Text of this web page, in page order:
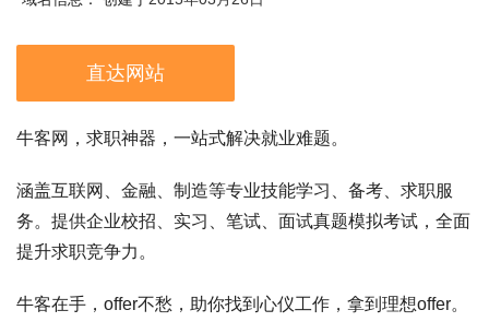
直达网站
牛客网，求职神器，一站式解决就业难题。
涵盖互联网、金融、制造等专业技能学习、备考、求职服
务。提供企业校招、实习、笔试、面试真题模拟考试，全面
提升求职竞争力。
牛客在手，offer不愁，助你找到心仪工作，拿到理想offer。